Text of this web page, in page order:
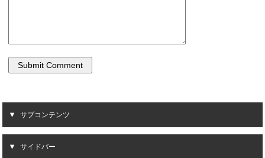
サブコンテンツ
サイドバー